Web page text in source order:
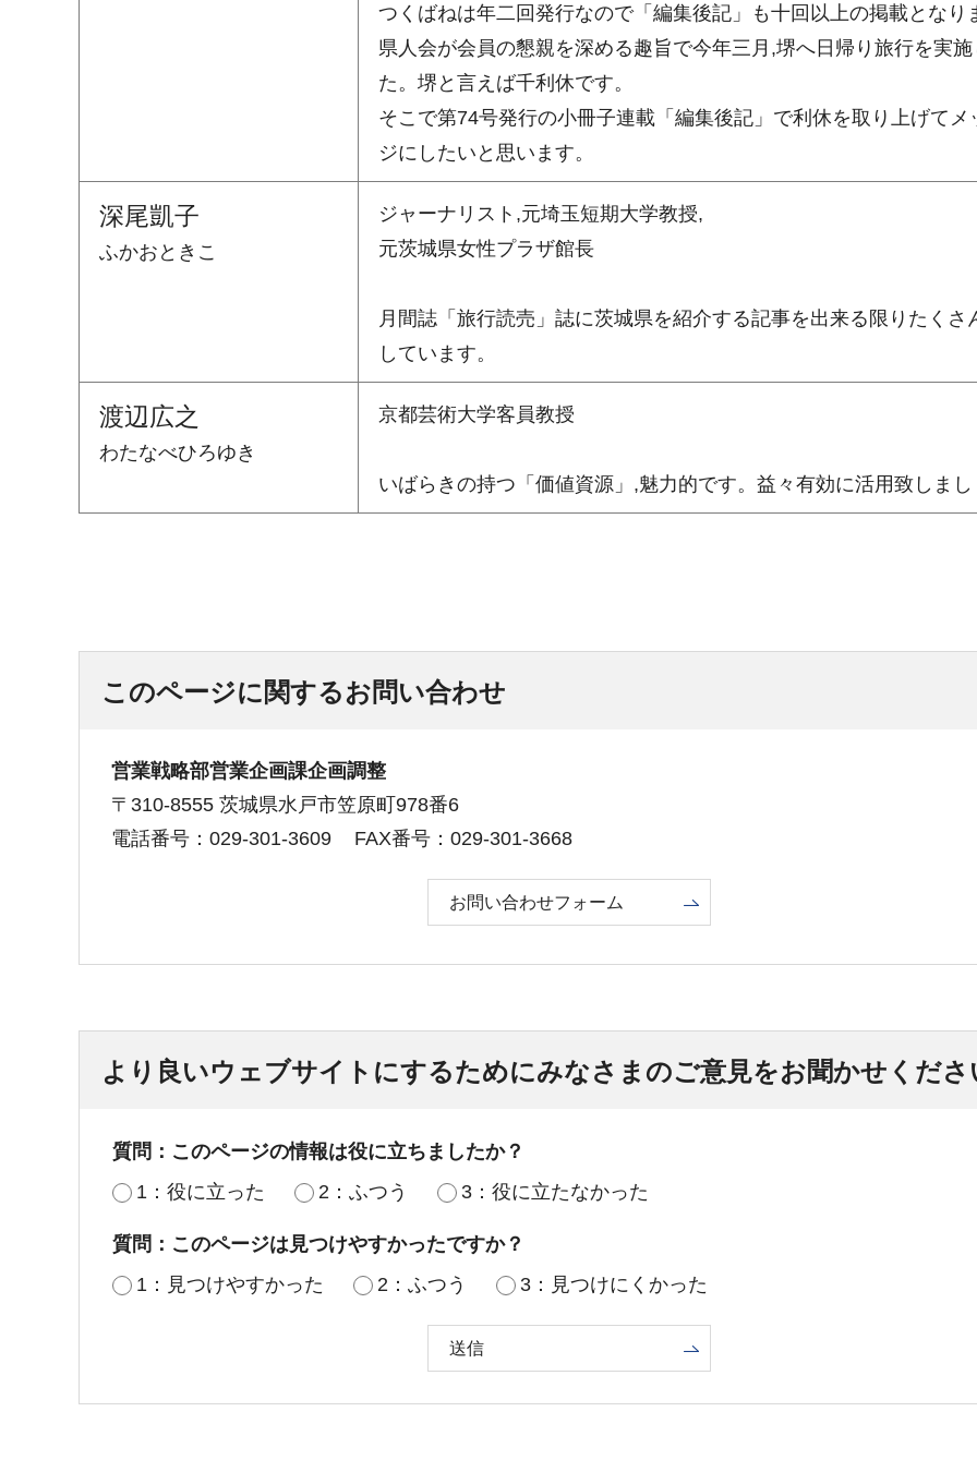
つくばねは年二回発行なので「編集後記」も十回以上の掲載となり
県人会が会員の懇親を深める趣旨で今年三月,堺へ日帰り旅行を実
た。堺と言えば千利休です。
そこで第74号発行の小冊子連載「編集後記」で利休を取り上げてメ
ジにしたいと思います。
深尾凱子
ふかおときこ
ジャーナリスト,元埼玉短期大学教授,
元茨城県女性プラザ館長
月間誌「旅行読売」誌に茨城県を紹介する記事を出来る限りたくさ
しています。
渡辺広之
わたなべひろゆき
京都芸術大学客員教授
いばらきの持つ「価値資源」,魅力的です。益々有効に活用致しま
このページに関するお問い合わせ
営業戦略部営業企画課企画調整
〒310-8555 茨城県水戸市笠原町978番6
電話番号：029-301-3609
FAX番号：029-301-3668
お問い合わせフォーム
より良いウェブサイトにするためにみなさまのご意見をお聞かせくださ
質問：このページの情報は役に立ちましたか？
1：役に立った
2：ふつう 3：役に立たなかった
質問：このページは見つけやすかったですか？
1：見つけやすかった
2：ふつう 3：見つけにくかった